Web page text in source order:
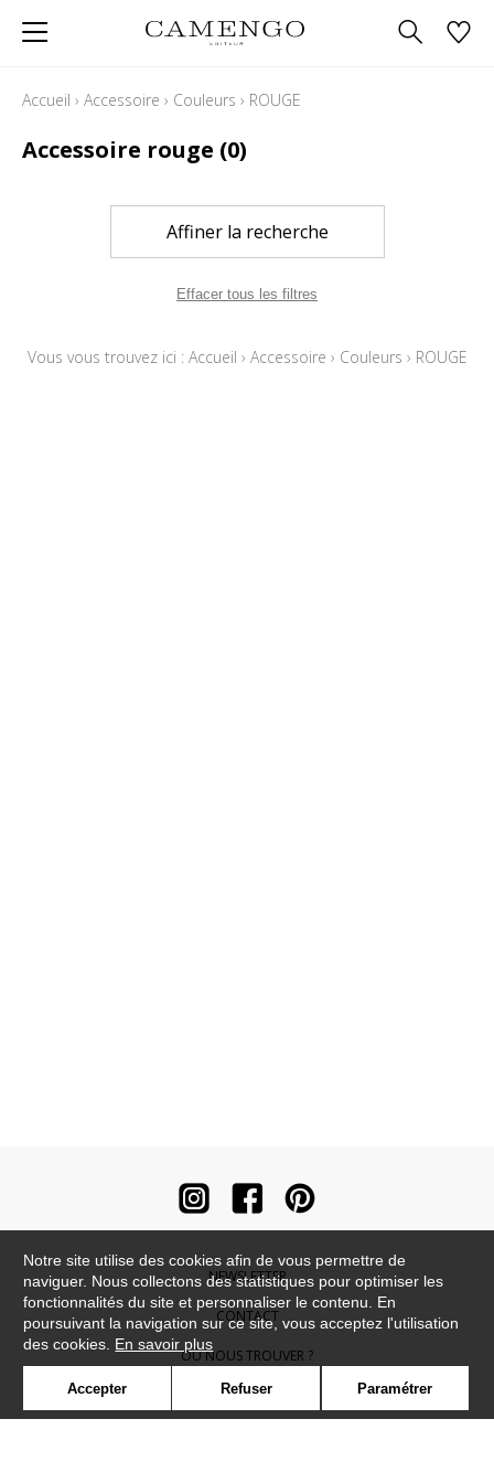
Accueil › Accessoire › Couleurs › ROUGE
Accessoire rouge (0)
Affiner la recherche
Effacer tous les filtres
Vous vous trouvez ici : Accueil › Accessoire › Couleurs › ROUGE
NEWSLETTER
CONTACT
OÙ NOUS TROUVER ?
CONTRACT
Notre site utilise des cookies afin de vous permettre de
naviguer. Nous collectons des statistiques pour optimiser les
fonctionnalités du site et personnaliser le contenu. En
poursuivant la navigation sur ce site, vous acceptez l'utilisation
des cookies. En savoir plus
Accepter Refuser Paramétrer